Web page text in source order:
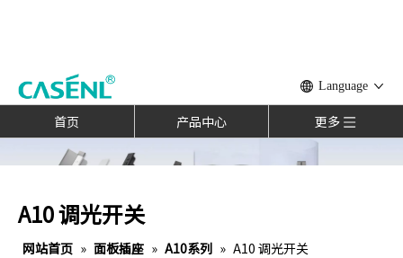
Language
首页 产品中心 更多
A10 调光开关
网站首页 » 面板插座 » A10系列 » A10 调光开关